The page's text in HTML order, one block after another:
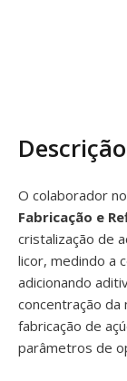
O colaborador
Fabricação e
cristalização de
licor, medindo a
adicionando
concentração da
fabricação de
parâmetros de